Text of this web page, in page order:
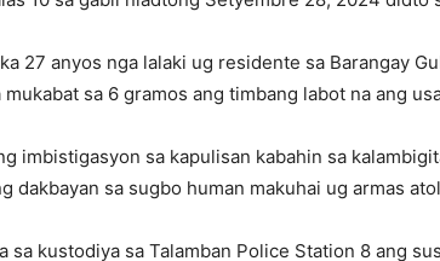
27 anyos nga lalaki ug residente sa Barangay
sa 6 gramos ang timbang labot na ang
imbistigasyon sa kapulisan kabahin sa
dakbayan sa sugbo human makuhai ug armas
sa kustodiya sa Talamban Police Station 8 ang